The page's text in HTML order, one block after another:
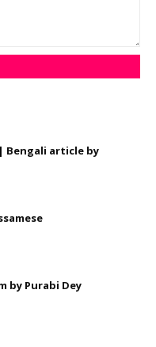
| Bengali article by
by Purabi Dey